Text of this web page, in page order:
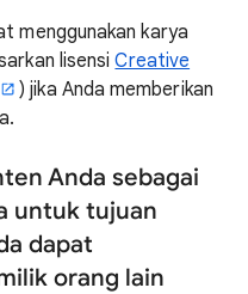
menggunakan karya
lisensiCreative
) jika Anda memberikan
Anda sebagai
untuk tujuan
dapat
orang lain